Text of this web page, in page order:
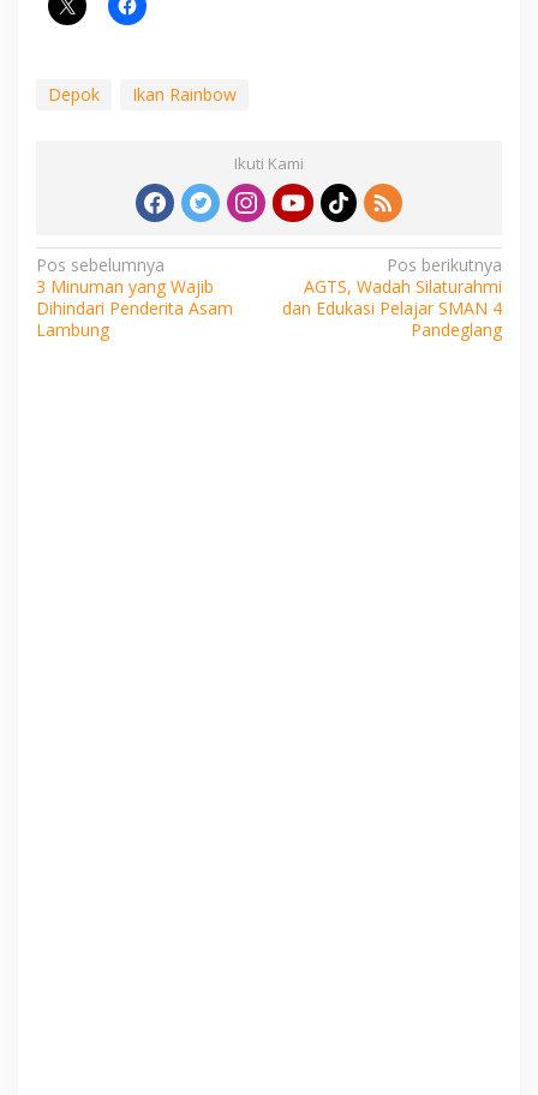
Depok Ikan Rainbow
Ikuti Kami
Navigasi
pos
Pos sebelumnya
3 Minuman yang Wajib
Dihindari Penderita Asam
Lambung
Pos berikutnya
AGTS, Wadah Silaturahmi
dan Edukasi Pelajar SMAN 4
Pandeglang